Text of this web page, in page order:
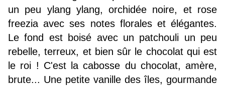
un peu ylang ylang, orchidée noire, et rose
freezia avec ses notes florales et élégantes.
Le fond est boisé avec un patchouli un peu
rebelle, terreux, et bien sûr le chocolat qui est
le roi ! C'est la cabosse du chocolat, amère,
brute... Une petite vanille des îles, gourmande